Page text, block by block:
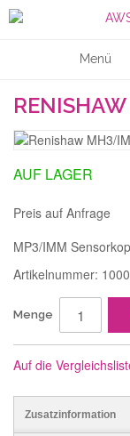
Menü
AUF LAGER
Preis auf Anfrage
MP3/IMM
Artikelnummer:
Menge
Auf die
Zusatzinformation